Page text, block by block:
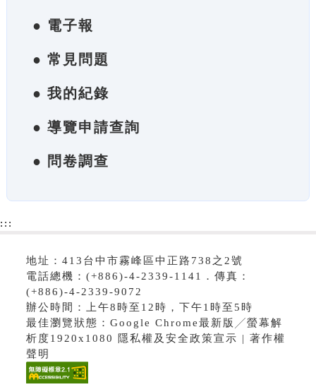
● 電子報
● 常見問題
● 我的紀錄
● 導覽申請查詢
● 問卷調查
:::
地址：413台中市霧峰區中正路738之2號
電話總機：(+886)-4-2339-1141．傳真：
(+886)-4-2339-9072
辦公時間：上午8時至12時，下午1時至5時
最佳瀏覽狀態：Google Chrome最新版╱螢幕解
析度1920x1080 隱私權及安全政策宣示 | 著作權
聲明